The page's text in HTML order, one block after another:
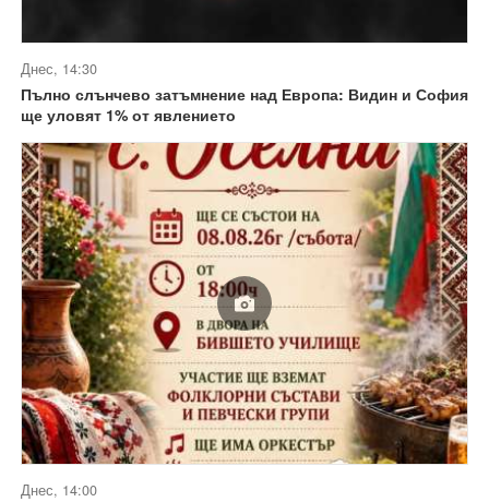
Днес, 14:30
Пълно слънчево затъмнение над Европа: Видин и София
ще уловят 1% от явлението
Днес, 14:00